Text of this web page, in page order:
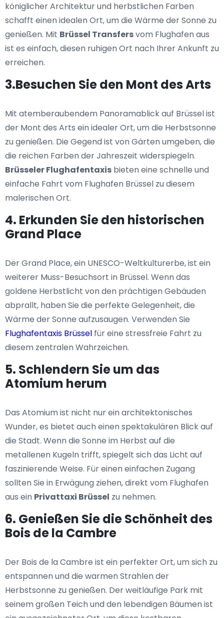
königlicher Architektur und herbstlichen Farben
schafft einen idealen Ort, um die Wärme der Sonne zu
genießen. Mit Brüssel Transfersvom Flughafen aus
ist es einfach, diesen ruhigen Ort nach Ihrer Ankunft zu
erreichen.
3.Besuchen Sie den Mont des Arts
Mit atemberaubendem Panoramablick auf Brüssel ist
der Mont des Arts ein idealer Ort, um die Herbstsonne
zu genießen. Die Gegend ist von Gärten umgeben, die
die reichen Farben der Jahreszeit widerspiegeln.
Brüsseler Flughafentaxis bieten eine schnelle und
einfache Fahrt vom Flughafen Brüssel zu diesem
malerischen Ort.
4. Erkunden Sie den historischen
Grand Place
Der Grand Place, ein UNESCO-Weltkulturerbe, ist ein
weiterer Muss-Besuchsort in Brüssel. Wenn das
goldene Herbstlicht von den prächtigen Gebäuden
abprallt, haben Sie die perfekte Gelegenheit, die
Wärme der Sonne aufzusaugen. Verwenden Sie
Flughafentaxis Brüssel für eine stressfreie Fahrt zu
diesem zentralen Wahrzeichen.
5. Schlendern Sie um das
Atomium herum
Das Atomium ist nicht nur ein architektonisches
Wunder, es bietet auch einen spektakulären Blick auf
die Stadt. Wenn die Sonne im Herbst auf die
metallenen Kugeln trifft, spiegelt sich das Licht auf
faszinierende Weise. Für einen einfachen Zugang
sollten Sie in Erwägung ziehen, direkt vom Flughafen
aus ein Privattaxi Brüssel zu nehmen.
6. Genießen Sie die Schönheit des
Bois de la Cambre
Der Bois de la Cambre ist ein perfekter Ort, um sich zu
entspannen und die warmen Strahlen der
Herbstsonne zu genießen. Der weitläufige Park mit
seinem großen Teich und den lebendigen Bäumen ist